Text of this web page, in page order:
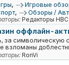
,
Игровые
, Обзоры /
Редакторы НВС
оффлайн-
за символическую
взломаны
RonVi